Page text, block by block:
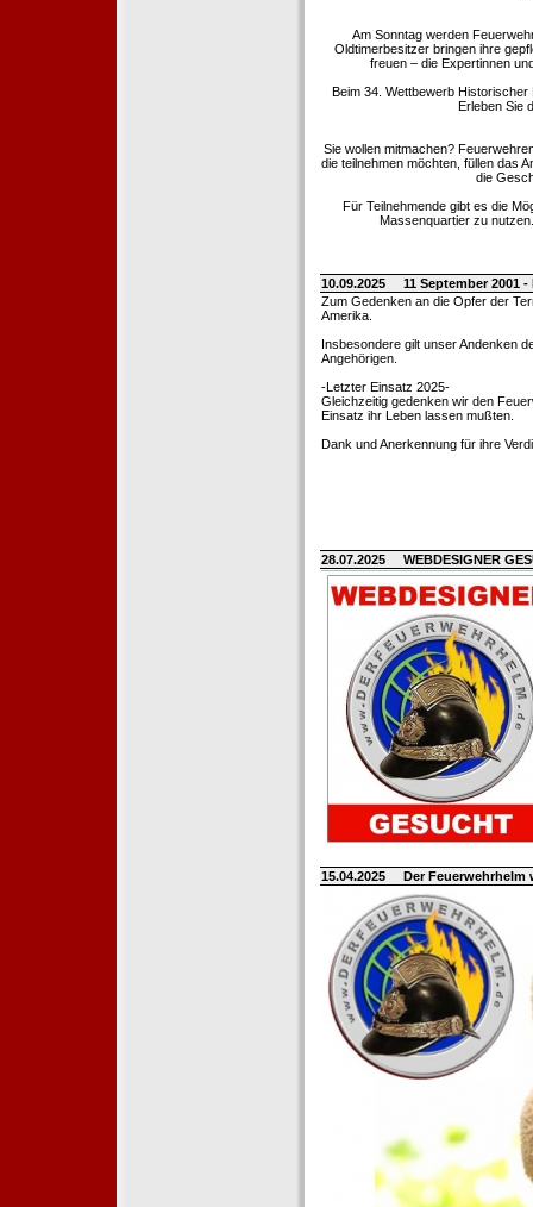
Am Sonntag werden
Oldtimerbesitzer bringen ihre
freuen – die Expertinnen
Beim 34. Wettbewerb
Erleben Sie
Sie wollen mitmachen?
die teilnehmen möchten, füllen das
die
Für Teilnehmende gibt es die
Massenquartier zu
10.09.2025
11 September 2001
Zum Gedenken an die Opfer der
Amerika.
Insbesondere gilt unser Andenken
Angehörigen.
-Letzter Einsatz 2025-
Gleichzeitig gedenken wir den
Einsatz ihr Leben lassen mußten.
Dank und Anerkennung für ihre
28.07.2025 WEBDESIGNER
15.04.2025 Der